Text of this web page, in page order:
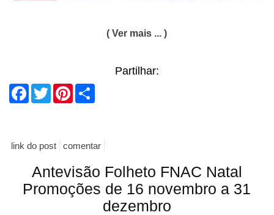
( Ver mais ... )
Partilhar:
Facebook
TwitterPinterest
link do post comentar
Antevisão Folheto FNAC Natal
Promoções de 16 novembro a 31
dezembro